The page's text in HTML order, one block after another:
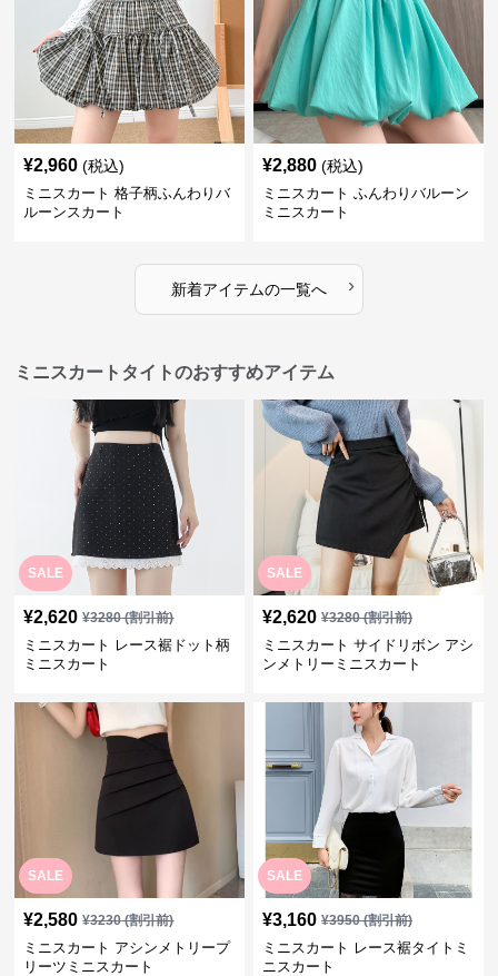
¥2,960 (税込)
ミニスカート 格子柄ふんわりバ
ルーンスカート
¥2,880 (税込)
ミニスカート ふんわりバルーン
ミニスカート
新着アイテムの一覧へ ›
ミニスカートタイトのおすすめアイテム
SALE
¥2,620 ¥3280(割引前)
ミニスカート レース裾ドット柄
ミニスカート
SALE
¥2,620 ¥3280(割引前)
ミニスカート サイドリボン アシ
ンメトリーミニスカート
SALE
¥2,580 ¥3230(割引前)
ミニスカート アシンメトリープ
リーツミニスカート
SALE
¥3,160 ¥3950(割引前)
ミニスカート レース裾タイトミ
ニスカート